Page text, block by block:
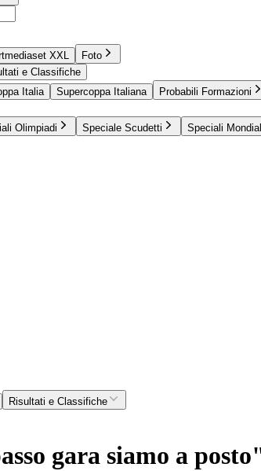
XXL
Foto
e Classifiche
Italia Supercoppa Italiana Probabili Formazioni
Olimpiadi Speciale Scudetti Speciali
Risultati e Classifiche
gara siamo a